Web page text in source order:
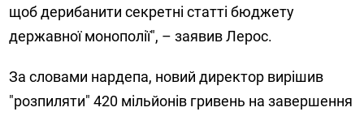
щоб дерибанити секретні статті бюджету
державної монополії", – заявив Лерос.
За словами нардепа, новий директор вирішив
"розпиляти" 420 мільйонів гривень на завершення